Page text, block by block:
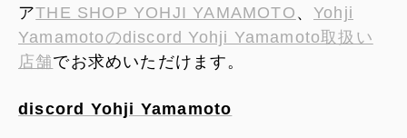
アTHE SHOP YOHJI YAMAMOTO 、 Yohji
Yamamotoのdiscord Yohji Yamamoto取扱い
店舗でお求めいただけます。
discord Yohji Yamamoto